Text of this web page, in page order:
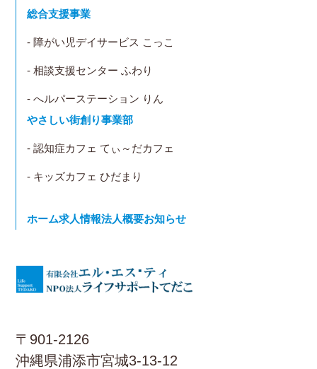
〒901-2126
沖縄県浦添市宮城3-13-12
総合支援事業
- 障がい児デイサービス こっこ
- 相談支援センター ふわり
- へルパーステーション りん
やさしい街創り事業部
- 認知症カフェ てぃ～だカフェ
- キッズカフェ ひだまり
ホーム求人情報法人概要お知らせ